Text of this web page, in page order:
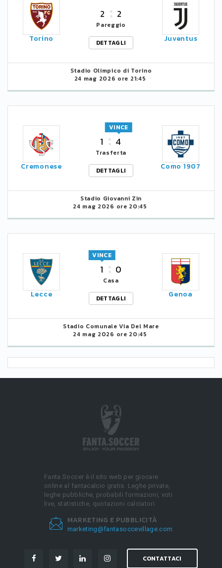
Torino
2 2
Pareggio
DETTAGLI
Juventus
Stadio Olimpico di Torino
24 mag 2026 ore 21:45
Cremonese
1 4
VINCE
Trasferta
DETTAGLI
Como 1907
Stadio Giovanni Zin
24 mag 2026 ore 20:45
Lecce
1
VINCE
0
Casa
DETTAGLI
Genoa
Stadio Comunale Via Del Mare
24 mag 2026 ore 20:45
Fanta.Soccer è il sito web per giocare
online al fantacalcio gratis. Leghe private,
leghe pubbliche, probabili formazioni, voti
live, statistiche, quotazioni calciatori.
MARKETING E PUBBLICITÀ
marketing@fantasoccevillage.com
CONTATTACI